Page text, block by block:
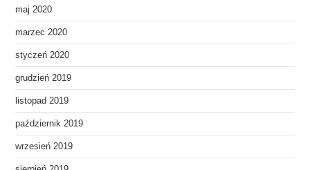
maj 2020
marzec 2020
styczeń 2020
grudzień 2019
listopad 2019
październik 2019
wrzesień 2019